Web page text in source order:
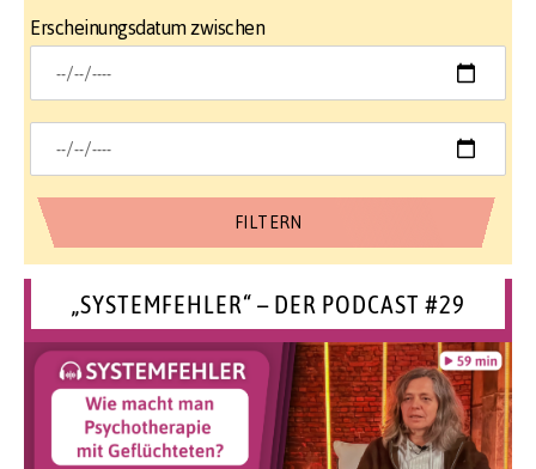
Erscheinungsdatum zwischen
„SYSTEMFEHLER“ – DER PODCAST #29